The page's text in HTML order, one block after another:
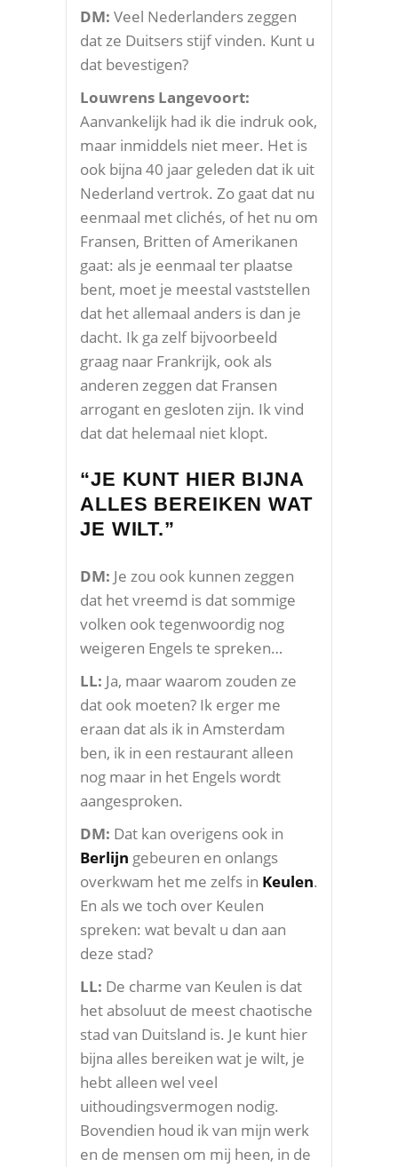
DM: Veel Nederlanders zeggen
dat ze Duitsers stijf vinden. Kunt u
dat bevestigen?
Louwrens Langevoort:
Aanvankelijk had ik die indruk ook,
maar inmiddels niet meer. Het is
ook bijna 40 jaar geleden dat ik uit
Nederland vertrok. Zo gaat dat nu
eenmaal met clichés, of het nu om
Fransen, Britten of Amerikanen
gaat: als je eenmaal ter plaatse
bent, moet je meestal vaststellen
dat het allemaal anders is dan je
dacht. Ik ga zelf bijvoorbeeld
graag naar Frankrijk, ook als
anderen zeggen dat Fransen
arrogant en gesloten zijn. Ik vind
dat dat helemaal niet klopt.
“JE KUNT HIER BIJNA
ALLES BEREIKEN WAT
JE WILT.”
DM: Je zou ook kunnen zeggen
dat het vreemd is dat sommige
volken ook tegenwoordig nog
weigeren Engels te spreken…
LL: Ja, maar waarom zouden ze
dat ook moeten? Ik erger me
eraan dat als ik in Amsterdam
ben, ik in een restaurant alleen
nog maar in het Engels wordt
aangesproken.
DM: Dat kan overigens ook in
Berlijn gebeuren en onlangs
overkwam het me zelfs in Keulen.
En als we toch over Keulen
spreken: wat bevalt u dan aan
deze stad?
LL: De charme van Keulen is dat
het absoluut de meest chaotische
stad van Duitsland is. Je kunt hier
bijna alles bereiken wat je wilt, je
hebt alleen wel veel
uithoudingsvermogen nodig.
Bovendien houd ik van mijn werk
en de mensen om mij heen, in de